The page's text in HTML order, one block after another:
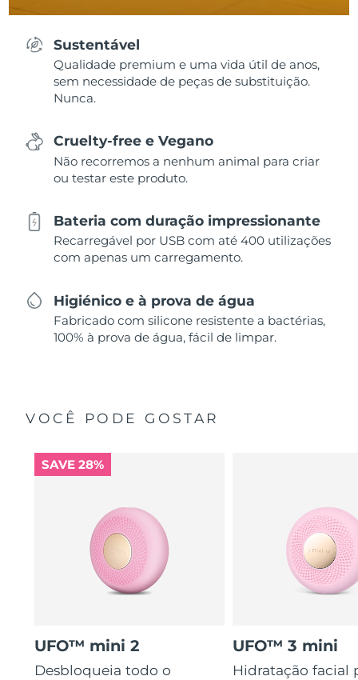
Sustentável
Qualidade premium e uma vida útil de anos,
sem necessidade de peças de substituição.
Nunca.
Cruelty-free e Vegano
Não recorremos a nenhum animal para criar
ou testar este produto.
Bateria com duração impressionante
Recarregável por USB com até 400 utilizações
com apenas um carregamento.
Higiénico e à prova de água
Fabricado com silicone resistente a bactérias,
100% à prova de água, fácil de limpar.
VOCÊ PODE GOSTAR
SAVE 28%
UFO™ mini 2
Desbloqueia todo o
UFO™ 3 mini
Hidratação facial